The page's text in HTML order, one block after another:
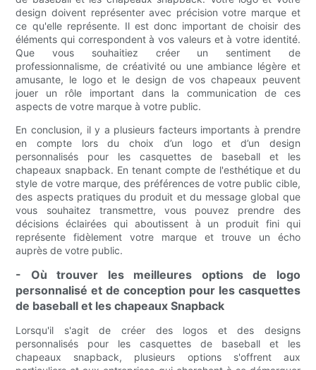
design doivent représenter avec précision votre marque et
ce qu'elle représente. Il est donc important de choisir des
éléments qui correspondent à vos valeurs et à votre identité.
Que vous souhaitiez créer un sentiment de
professionnalisme, de créativité ou une ambiance légère et
amusante, le logo et le design de vos chapeaux peuvent
jouer un rôle important dans la communication de ces
aspects de votre marque à votre public.
En conclusion, il y a plusieurs facteurs importants à prendre
en compte lors du choix d’un logo et d’un design
personnalisés pour les casquettes de baseball et les
chapeaux snapback. En tenant compte de l'esthétique et du
style de votre marque, des préférences de votre public cible,
des aspects pratiques du produit et du message global que
vous souhaitez transmettre, vous pouvez prendre des
décisions éclairées qui aboutissent à un produit fini qui
représente fidèlement votre marque et trouve un écho
auprès de votre public.
- Où trouver les meilleures options de logo
personnalisé et de conception pour les casquettes
de baseball et les chapeaux Snapback
Lorsqu'il s'agit de créer des logos et des designs
personnalisés pour les casquettes de baseball et les
chapeaux snapback, plusieurs options s'offrent aux